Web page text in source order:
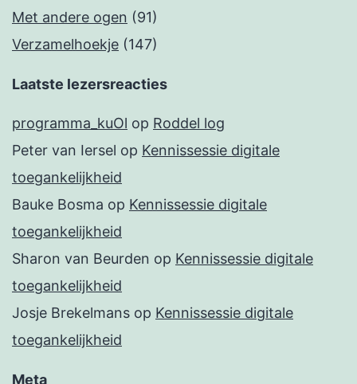
Met andere ogen (91)
Verzamelhoekje (147)
Laatste lezersreacties
programma_kuOl op Roddel log
Peter van Iersel op Kennissessie digitale
toegankelijkheid
Bauke Bosma op Kennissessie digitale
toegankelijkheid
Sharon van Beurden op Kennissessie digitale
toegankelijkheid
Josje Brekelmans op Kennissessie digitale
toegankelijkheid
Meta